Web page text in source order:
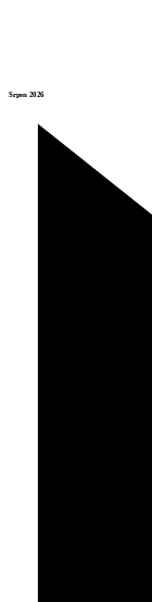
Srpen 2026